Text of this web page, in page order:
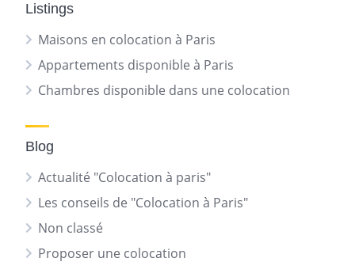
Listings
Maisons en colocation à Paris
Appartements disponible à Paris
Chambres disponible dans une colocation
Blog
Actualité "Colocation à paris"
Les conseils de "Colocation à Paris"
Non classé
Proposer une colocation